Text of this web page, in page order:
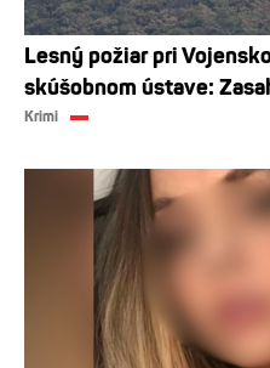
Lesný požiar pri
skúšobnom ústave:
Krimi